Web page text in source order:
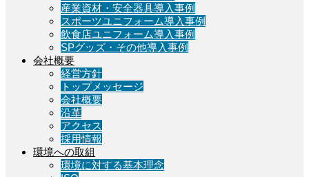
産業資材・安全器具導入事例
スポーツユニフォーム導入事例
飲食店ユニフォーム導入事例
SPグッズ・その他導入事例
会社概要
経営方針
トップメッセージ
会社概要
沿革
アクセス
採用情報
環境への取組
環境に対する基本理念